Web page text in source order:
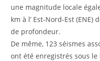
une magnitude locale
km à l’ Est-Nord-Est
de profondeur.
De même, 123 séismes
ont été enregistrés sous